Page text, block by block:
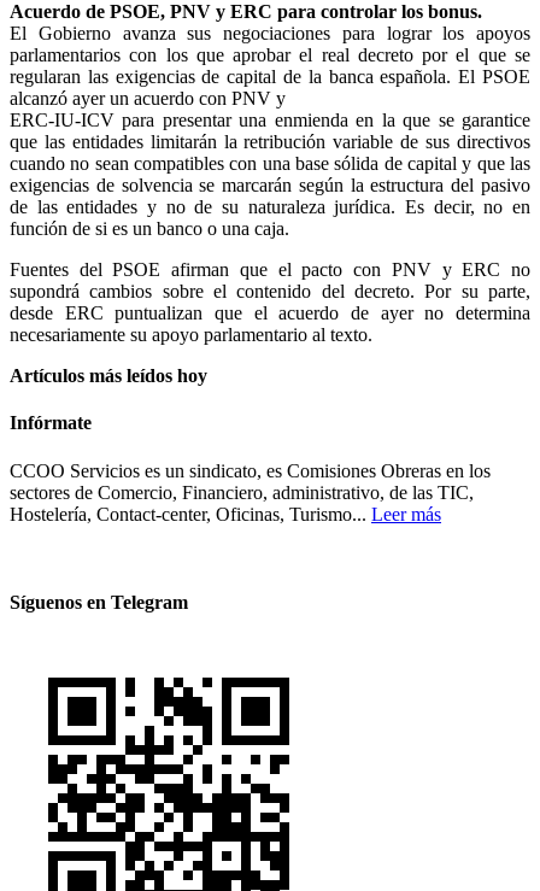
Acuerdo de PSOE, PNV y ERC para controlar los bonus.
El Gobierno avanza sus negociaciones para lograr los apoyos
parlamentarios con los que aprobar el real decreto por el que se
regularan las exigencias de capital de la banca española. El PSOE
alcanzó ayer un acuerdo con PNV y
ERC-IU-ICV para presentar una enmienda en la que se garantice
que las entidades limitarán la retribución variable de sus directivos
cuando no sean compatibles con una base sólida de capital y que las
exigencias de solvencia se marcarán según la estructura del pasivo
de las entidades y no de su naturaleza jurídica. Es decir, no en
función de si es un banco o una caja.
Fuentes del PSOE afirman que el pacto con PNV y ERC no
supondrá cambios sobre el contenido del decreto. Por su parte,
desde ERC puntualizan que el acuerdo de ayer no determina
necesariamente su apoyo parlamentario al texto.
Artículos más leídos hoy
Infórmate
CCOO Servicios es un sindicato, es Comisiones Obreras en los
sectores de Comercio, Financiero, administrativo, de las TIC,
Hostelería, Contact-center, Oficinas, Turismo... Leer más
Síguenos en Telegram